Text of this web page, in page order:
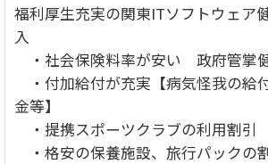
福利厚生充実の関東ITソフトウェア
入
・社会保険料率が安い 政府管掌
・付加給付が充実【病気怪我の給
金等】
・提携スポーツクラブの利用割引
・格安の保養施設、旅行パックの